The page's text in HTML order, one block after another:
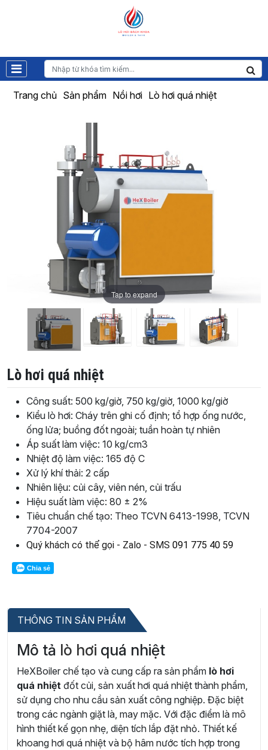
Trang chủ Sản phẩm Nồi hơi Lò hơi quá nhiệt
Tap to expand
Lò hơi quá nhiệt
Công suất: 500 kg/giờ, 750 kg/giờ, 1000 kg/giờ
Kiểu lò hơi: Cháy trên ghi cố định; tổ hợp ống nước,
ống lửa; buồng đốt ngoài; tuần hoàn tự nhiên
Áp suất làm việc: 10 kg/cm3
Nhiệt độ làm việc: 165 độ C
Xử lý khí thải: 2 cấp
Nhiên liệu: củi cây, viên nén, củi trấu
Hiệu suất làm việc: 80 ± 2%
Tiêu chuẩn chế tạo: Theo TCVN 6413-1998, TCVN
7704-2007
Quý khách có thể gọi - Zalo - SMS 091 775 40 59
Chia sẻ
THÔNG TIN SẢN PHẨM
Mô tả lò hơi quá nhiệt
HeXBoiler chế tạo và cung cấp ra sản phẩm lò hơi
quá nhiệt đốt củi, sản xuất hơi quá nhiệt thành phẩm,
sử dụng cho nhu cầu sản xuất công nghiệp. Đặc biệt
trong các ngành giặt là, may mặc. Với đặc điểm là mô
hình thiết kế gọn nhẹ, diện tích lắp đặt nhỏ. Thiết kế
khoang hơi quá nhiệt và bộ hâm nước tích hợp trong